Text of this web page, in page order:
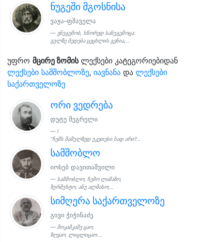
ნუგეში მგოსნისა
ვაჟა–ფშაველა
ვნუგეშობ, სწორედ სანუგეშოცა:
გულზე მედება ცეცხლის გენია,...
უფრო მცირე ზომისლექსები კატეგორიებიდან
ლექსები სამშობლოზე, იავნანა და ლექსები
საქართველოზე
ორი ვედრება
დუტუ მეგრელი
I
"ჩემს მამულზედ უკეთესი სად არი?...
სამშობლო
იოსებ დავითაშვილი
სამშობლო, ჩემო ლამაზო,
ზურმუხტო, ანუ ალმასო;...
სიმღერა საქართველოზე
გივი ჭიჭინაძე
მოკაშკაშე ცაო,
ზღვაო, ლიცლიცაო....